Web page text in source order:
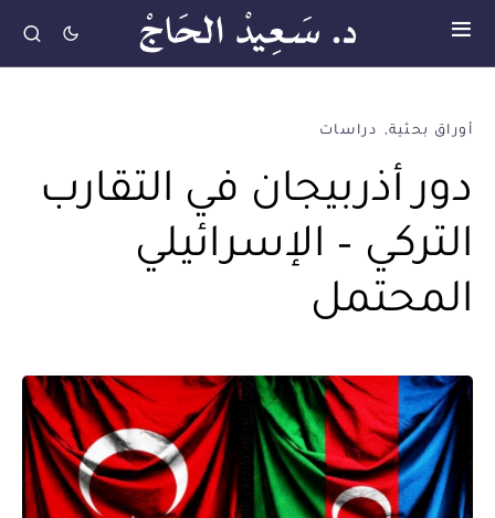
أوراق بحثية دراسات
دور أذربيجان في التقارب
التركي – الإسرائيلي
المحتمل